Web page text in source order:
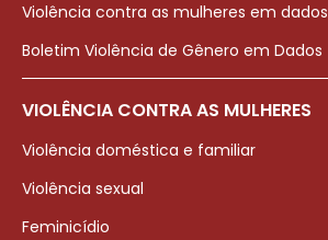
Violência contra as mulheres em dados
Boletim Violência de Gênero em Dados
VIOLÊNCIA CONTRA AS MULHERES
Violência doméstica e familiar
Violência sexual
Feminicídio